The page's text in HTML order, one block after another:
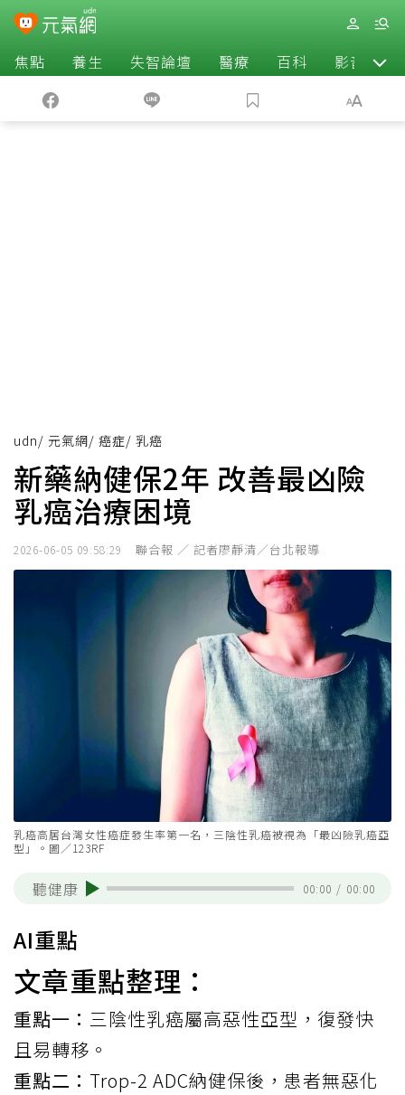
焦點 養生 失智論壇 醫療 百科 影音
udn/ 元氣網/ 癌症/ 乳癌
新藥納健保2年 改善最凶險
乳癌治療困境
2026-06-05 09:58:29 聯合報 ／ 記者廖靜清／台北報導
乳癌高居台灣女性癌症發生率第一名，三陰性乳癌被視為「最凶險乳癌亞
型」。圖／123RF
聽健康 00:00 / 00:00
AI重點
文章重點整理：
重點一： 三陰性乳癌屬高惡性亞型，復發快
且易轉移。
重點二： Trop-2 ADC納健保後，患者無惡化